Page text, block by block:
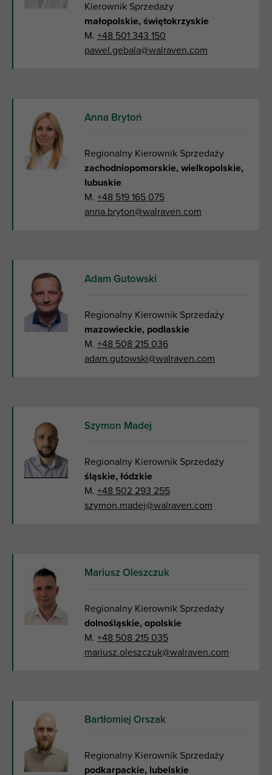
Kierownik Sprzedaży
małopolskie, świętokrzyskie
M. +48 501 343 150
pawel.gebala@walraven.com
Anna Brytoń
Regionalny Kierownik Sprzedaży
zachodniopomorskie, wielkopolskie,
lubuskie
M. +48 519 165 075
anna.bryton@walraven.com
Adam Gutowski
Regionalny Kierownik Sprzedaży
mazowieckie, podlaskie
M. +48 508 215 036
adam.gutowski@walraven.com
Szymon Madej
Regionalny Kierownik Sprzedaży
śląskie, łódzkie
M. +48 502 293 255
szymon.madej@walraven.com
Mariusz Oleszczuk
Regionalny Kierownik Sprzedaży
dolnośląskie, opolskie
M. +48 508 215 035
mariusz.oleszczuk@walraven.com
Bartłomiej Orszak
Regionalny Kierownik Sprzedaży
podkarpackie, lubelskie